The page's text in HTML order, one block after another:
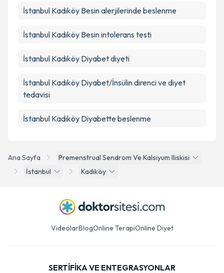
Ana Sayfa
Premenstrual Sendrom Ve Kalsiyum Iliskisi
İstanbul
Kadıköy
İstanbul Kadıköy Besin alerjilerinde beslenme
İstanbul Kadıköy Besin intolerans testi
İstanbul Kadıköy Diyabet diyeti
İstanbul Kadıköy Diyabet/İnsülin direnci ve diyet
tedavisi
İstanbul Kadıköy Diyabette beslenme
VideolarBlogOnline TerapiOnline Diyet
SERTİFİKA VE ENTEGRASYONLAR